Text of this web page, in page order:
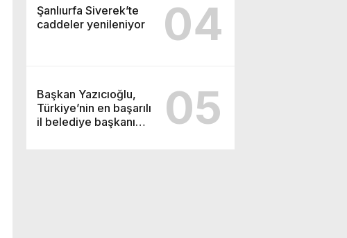
Şanlıurfa Siverek’te
caddeler yenileniyor
04
Başkan Yazıcıoğlu,
Türkiye’nin en başarılı
il belediye başkanı
05